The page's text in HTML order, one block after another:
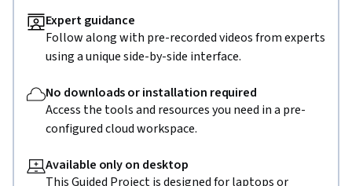
Expert guidance
Follow along with pre-recorded videos from experts
using a unique side-by-side interface.
No downloads or installation required
Access the tools and resources you need in a pre-
configured cloud workspace.
Available only on desktop
This Guided Project is designed for laptops or